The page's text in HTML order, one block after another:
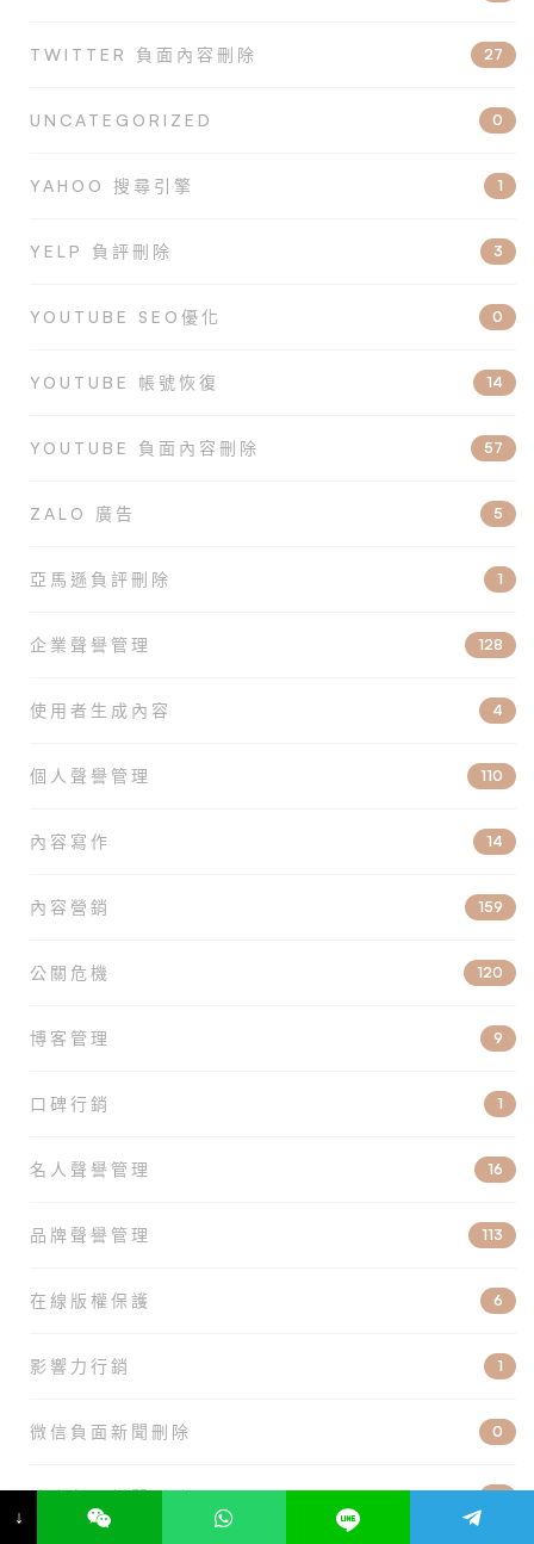
TWITTER 負面內容刪除 27
UNCATEGORIZED 0
YAHOO 搜尋引擎 1
YELP 負評刪除 3
YOUTUBE SEO優化 0
YOUTUBE 帳號恢復 14
YOUTUBE 負面內容刪除 57
ZALO 廣告 5
亞馬遜負評刪除 1
企業聲譽管理 128
使用者生成內容 4
個人聲譽管理 110
內容寫作 14
內容營銷 159
公關危機 120
博客管理 9
口碑行銷 1
名人聲譽管理 16
品牌聲譽管理 113
在線版權保護 6
影響力行銷 1
微信負面新聞刪除 0
政府負面新聞刪除
↓